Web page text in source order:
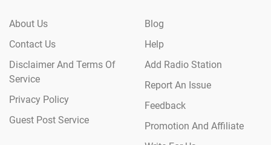
About Us
Contact Us
Disclaimer And Terms Of
Service
Privacy Policy
Guest Post Service
Blog
Help
Add Radio Station
Report An Issue
Feedback
Promotion And Affiliate